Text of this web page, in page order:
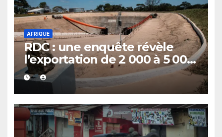
AFRIQUE
RDC : une enquête révèle
l’exportation de 2 000 à 5 000
tonnes d’uranium vers la
Chine avec le cobalt en 20
ans